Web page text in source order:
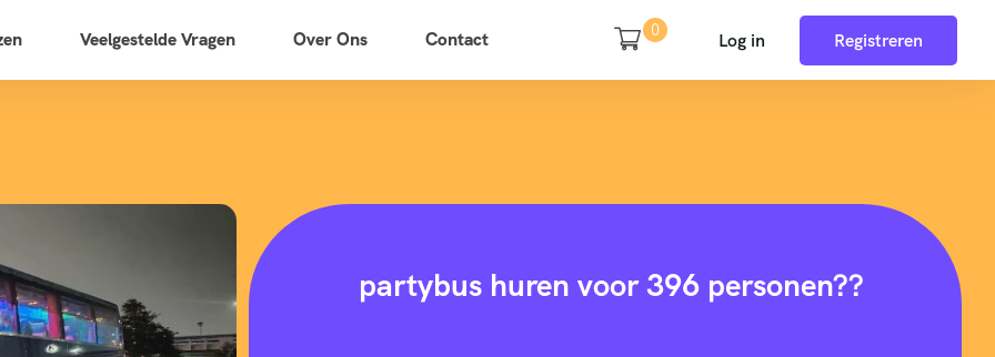
Veelgestelde Vragen Over Ons Contact 0 Log in Registreren
partybus huren voor 396 personen??